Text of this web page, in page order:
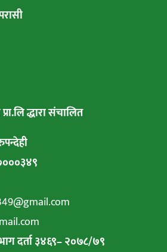
द्धारा संचालित
दर्ता ३४६९–२०७८/७९